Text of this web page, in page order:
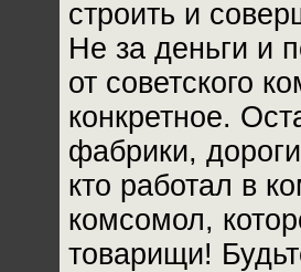
строить и
Не за деньги и
от советского
конкретное.
фабрики,
кто работал в
комсомол,
товарищи!